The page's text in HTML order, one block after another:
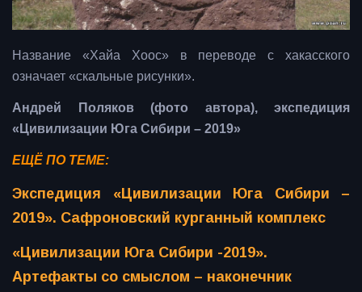
Название «Хайа Хоос» в переводе с хакасского
означает «скальные рисунки».
Андрей Поляков (фото автора), экспедиция
«Цивилизации Юга Сибири – 2019»
ЕЩЁ ПО ТЕМЕ:
Экспедиция «Цивилизации Юга Сибири –
2019». Сафроновский курганный комплекс
«Цивилизации Юга Сибири -2019».
Артефакты со смыслом – наконечник